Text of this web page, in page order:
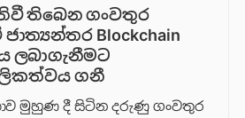
තිබෙන ගංවතුර
Blockchain
ලබාගැනීමට
මූලිකත්වය ග​නී
මුහුණ දී සිටින දරුණු ගංවතුර